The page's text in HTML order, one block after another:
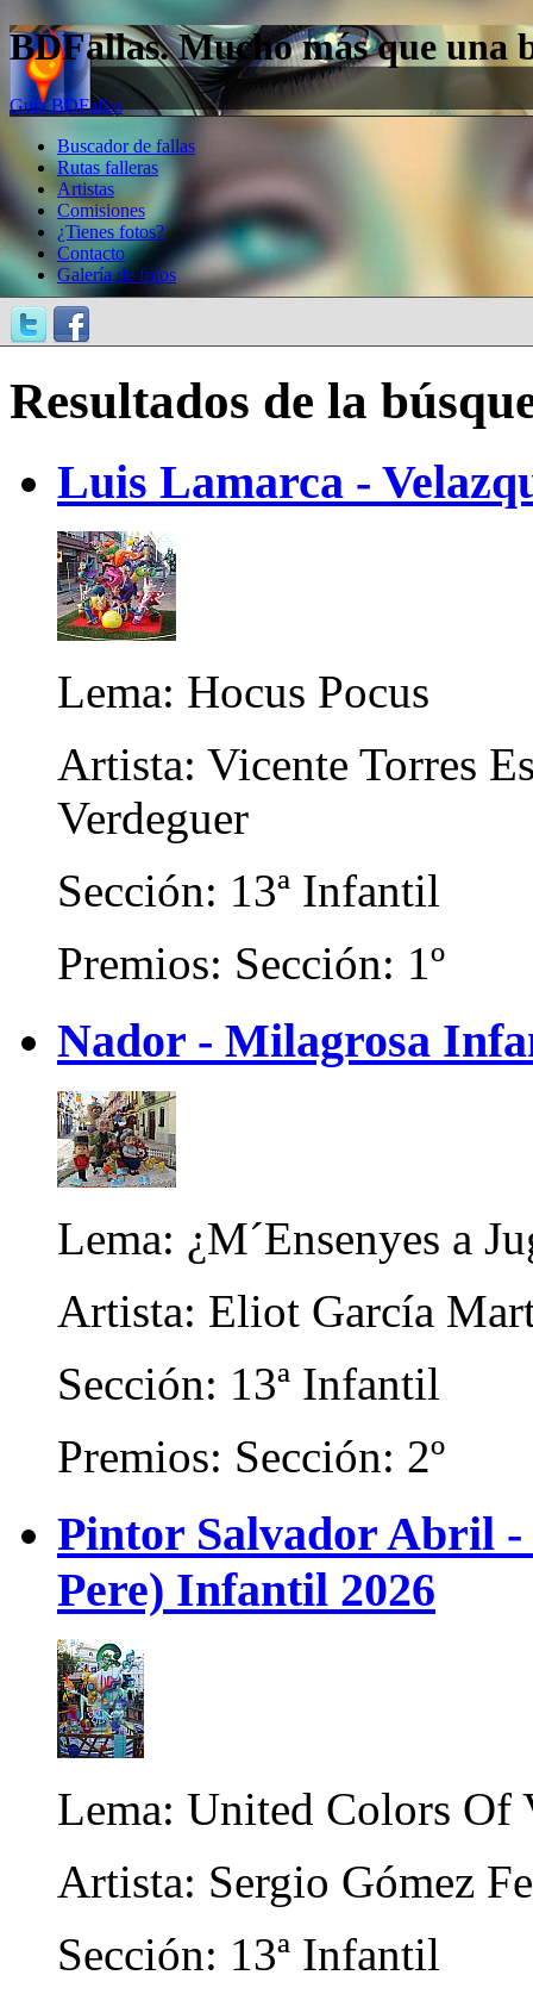
BDFallas. Mucho más que una
Guía BDFallas
Buscador de fallas
Rutas falleras
Artistas
Comisiones
¿Tienes fotos?
Contacto
Galería de fotos
Resultados de la
Luis Lamarca -
Lema: Hocus Pocus
Artista: Vicente Torres
Verdeguer
Sección: 13ª Infantil
Premios: Sección: 1º
Nador - Milagrosa
Lema: ¿M´Ensenyes a
Artista: Eliot García
Sección: 13ª Infantil
Premios: Sección: 2º
Pintor Salvador Abril
Pere) Infantil 2026
Lema: United Colors Of
Artista: Sergio Gómez
Sección: 13ª Infantil